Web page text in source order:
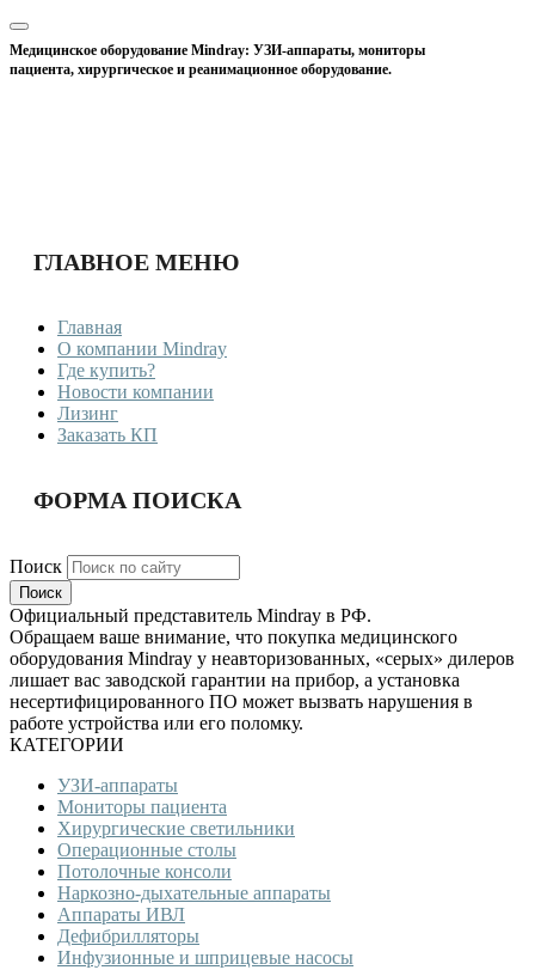
Медицинское оборудование Mindray: УЗИ-аппараты, мониторы
пациента, хирургическое и реанимационное оборудование.
ГЛАВНОЕ МЕНЮ
Главная
О компании Mindray
Где купить?
Новости компании
Лизинг
Заказать КП
ФОРМА ПОИСКА
Поиск
Официальный представитель Mindray в РФ.
Обращаем ваше внимание, что покупка медицинского
оборудования Mindray у неавторизованных, «серых» дилеров
лишает вас заводской гарантии на прибор, а установка
несертифицированного ПО может вызвать нарушения в
работе устройства или его поломку.
КАТЕГОРИИ
УЗИ-аппараты
Мониторы пациента
Хирургические светильники
Операционные столы
Потолочные консоли
Наркозно-дыхательные аппараты
Аппараты ИВЛ
Дефибрилляторы
Инфузионные и шприцевые насосы